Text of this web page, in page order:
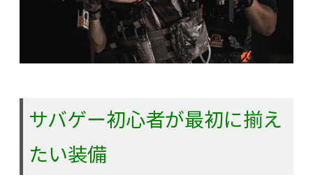
サバゲー初心者が最初に揃え
たい装備